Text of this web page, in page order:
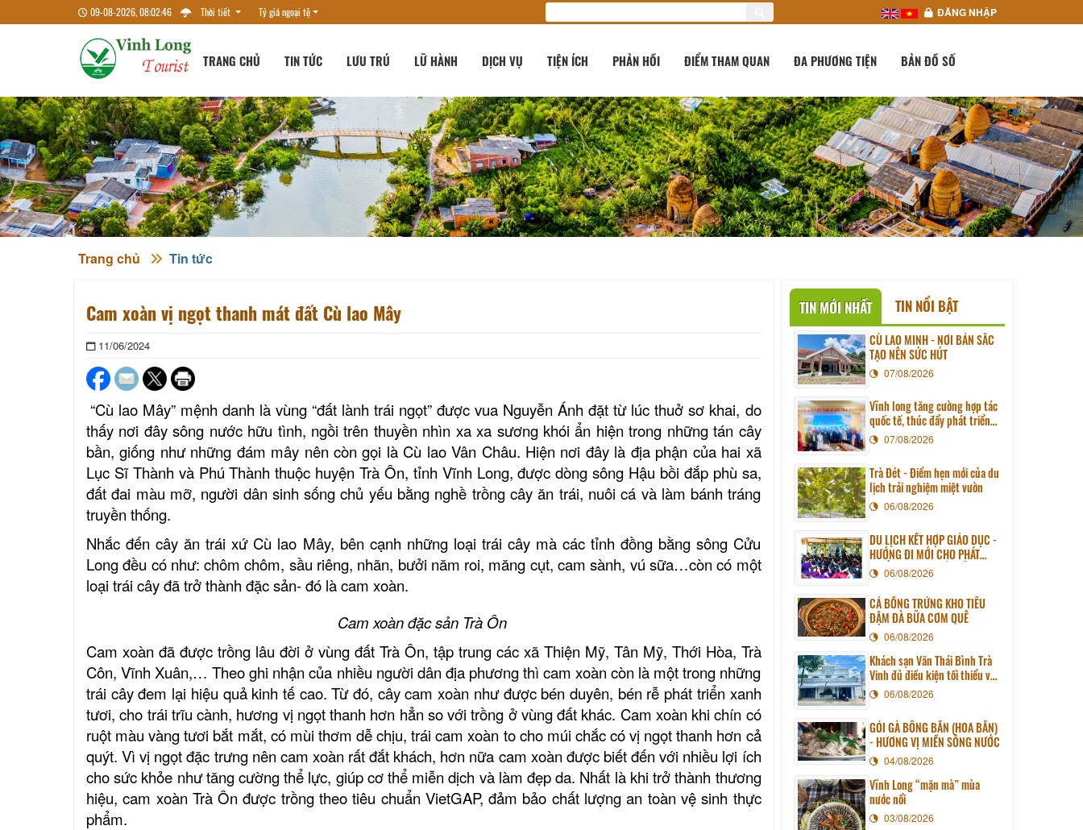
09-08-2026, 08:02:47 Thời tiết Tỷ giá ngoại tệ ĐĂNG NHẬP
TRANG CHỦ TIN TỨC LƯU TRÚ LỮ HÀNH DỊCH VỤ TIỆN ÍCH PHẢN HỒI ĐIỂM THAM QUAN ĐA PHƯƠNG TIỆN BẢN ĐỒ SỐ
Trang chủ Tin tức
Cam xoàn vị ngọt thanh mát đất Cù lao Mây
11/06/2024
“Cù lao Mây” mệnh danh là vùng “đất lành trái ngọt”được vua Nguyễn Ánh đặt từ lúc thuở sơ khai, do
thấy nơi đâysông nước hữu tình, ngồi trên thuyền nhìn xa xa sương khói ẩn hiện trong những tán cây
bần, giống như những đám mây nên còn gọi là Cù lao Vân Châu. Hiện nơi đây là địa phận của hai xã
Lục Sĩ Thành và Phú Thành thuộc huyện Trà Ôn, tỉnh Vĩnh Long, được dòng sông Hậu bồi đắp phù sa,
đất đai màu mỡ, người dân sinh sống chủ yếu bằng nghề trồng cây ăn trái, nuôi cá và làm bánh tráng
truyền thống.
Nhắc đến cây ăn trái xứ Cù lao Mây, bên cạnh những loại trái cây mà các tỉnh đồng bằng sông Cửu
Long đều có như: chôm chôm, sầu riêng, nhãn, bưởi năm roi, măng cụt, cam sành, vú sữa…còn có một
loại trái cây đã trở thành đặc sản- đó là cam xoàn.
Cam xoàn đặc sản Trà Ôn
Cam xoàn đã được trồng lâu đời ở vùng đất Trà Ôn, tập trung các xã Thiện Mỹ, Tân Mỹ, Thới Hòa, Trà
Côn, Vĩnh Xuân,… Theo ghi nhận của nhiều người dân địa phương thì cam xoàn còn là một trong những
trái cây đem lại hiệu quả kinh tế cao.Từ đó, cây cam xoàn như được bén duyên, bén rễ phát triển xanh
tươi, cho trái trĩu cành, hương vị ngọt thanh hơn hẳn so với trồng ở vùng đất khác. Cam xoàn khi chín có
ruột màu vàng tươi bắt mắt, có mùi thơm dễ chịu, trái cam xoàn to cho múi chắc có vị ngọt thanh hơn cả
quýt. Vì vị ngọt đặc trưng nên cam xoàn rất đắt khách, hơn nữa cam xoàn được biết đến với nhiều lợi ích
cho sức khỏe như tăng cường thể lực, giúp cơ thể miễn dịch và làm đẹp da. Nhất là khi trở thành thương
hiệu, cam xoàn Trà Ôn được trồng theo tiêu chuẩn VietGAP, đảm bảo chất lượng an toàn vệ sinh thực
phẩm.
TIN MỚI NHẤT TIN NỔI BẬT
CÙ LAO MINH - NƠI BẢN SẮC
TẠO NÊN SỨC HÚT
07/08/2026
Vĩnh long tăng cường hợp tác
quốc tế, thúc đẩy phát triển
du lịch qua chương trình làm
việc với đoàn công tác huyện
Sunchang (Hàn quốc)
07/08/2026
Trà Đét - Điểm hẹn mới của du
lịch trải nghiệm miệt vườn
06/08/2026
DU LỊCH KẾT HỢP GIÁO DỤC -
HƯỚNG ĐI MỚI CHO PHÁT
TRIỂN DU LỊCH BỀN VỮNG
06/08/2026
CÁ BỐNG TRỨNG KHO TIÊU
ĐẬM ĐÀ BỮA CƠM QUÊ
06/08/2026
Khách sạn Văn Thái Bình Trà
Vinh đủ điều kiện tối thiểu về
cơ sở vật chất kỹ thuật và
dịch vụ của cơ sở lưu trú du
lịch
06/08/2026
GỎI GÀ BÔNG BẦN (HOA BẦN)
- HƯƠNG VỊ MIỀN SÔNG NƯỚC
04/08/2026
Vĩnh Long “mặn mà” mùa
nước nổi
03/08/2026